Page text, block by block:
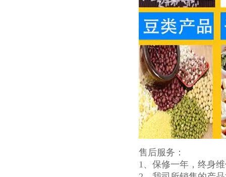
售后服务：
1、保修一年，终身